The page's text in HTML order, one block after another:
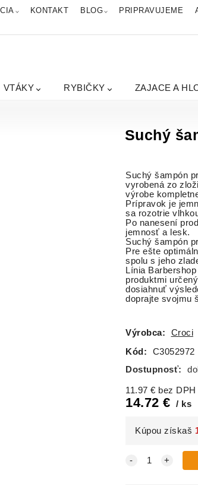
KONTAKT BLOG PRIPRAVUJEME
VTÁKY RYBIČKY ZAJACE A
Suchý
Suchý šampón
vyrobená zo
výrobe
Prípravok je
sa rozotrie
Po nanesení
jemnosť a lesk.
Suchý šampón
Pre ešte
spolu s jeho
Línia
produktmi
dosiahnuť
doprajte svojmu
Výrobca: Croci
Kód:
C3052972
Dostupnosť:
11.97 € bez DPH
14.72 € ks
Kúpou získaš